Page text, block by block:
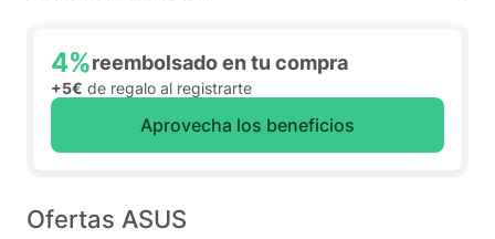
4%reembolsado en tu compra
+5€ de regalo al registrarte
Aprovecha los beneficios
Ofertas ASUS